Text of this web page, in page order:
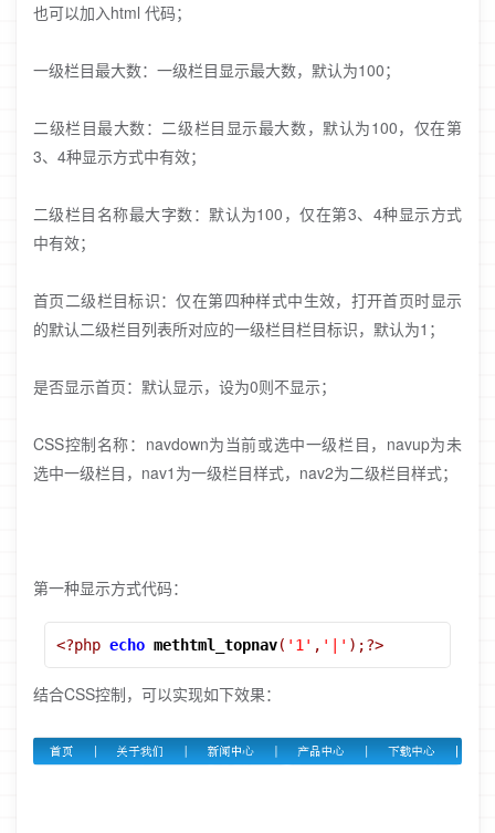
也可以加入html 代码；
一级栏目最大数：一级栏目显示最大数，默认为100；
二级栏目最大数：二级栏目显示最大数，默认为100，仅在第
3、4种显示方式中有效；
二级栏目名称最大字数：默认为100，仅在第3、4种显示方式
中有效；
首页二级栏目标识：仅在第四种样式中生效，打开首页时显示
的默认二级栏目列表所对应的一级栏目栏目标识，默认为1；
是否显示首页：默认显示，设为0则不显示；
CSS控制名称：navdown为当前或选中一级栏目，navup为未
选中一级栏目，nav1为一级栏目样式，nav2为二级栏目样式；
第一种显示方式代码：
<?php echo methtml_topnav( '1' , '|' );?>
结合CSS控制，可以实现如下效果：